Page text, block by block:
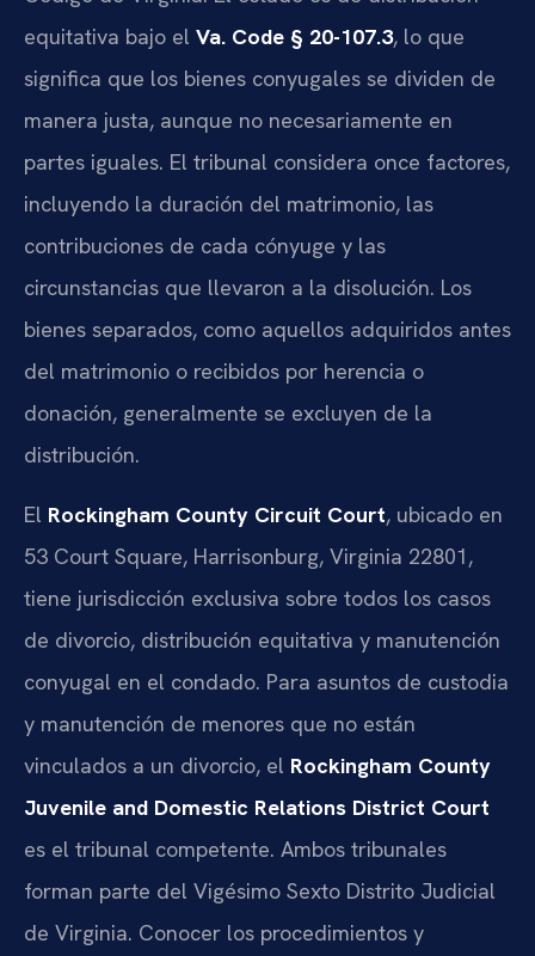
equitativa bajo el Va. Code § 20-107.3, lo que
significa que los bienes conyugales se dividen de
manera justa, aunque no necesariamente en
partes iguales. El tribunal considera once factores,
incluyendo la duración del matrimonio, las
contribuciones de cada cónyuge y las
circunstancias que llevaron a la disolución. Los
bienes separados, como aquellos adquiridos antes
del matrimonio o recibidos por herencia o
donación, generalmente se excluyen de la
distribución.
El Rockingham County Circuit Court, ubicado en
53 Court Square, Harrisonburg, Virginia 22801,
tiene jurisdicción exclusiva sobre todos los casos
de divorcio, distribución equitativa y manutención
conyugal en el condado. Para asuntos de custodia
y manutención de menores que no están
vinculados a un divorcio, el Rockingham County
Juvenile and Domestic Relations District Court
es el tribunal competente. Ambos tribunales
forman parte del Vigésimo Sexto Distrito Judicial
de Virginia. Conocer los procedimientos y